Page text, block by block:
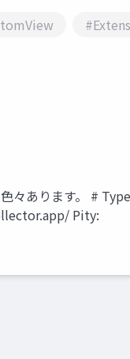
々あります。 #
Pity: